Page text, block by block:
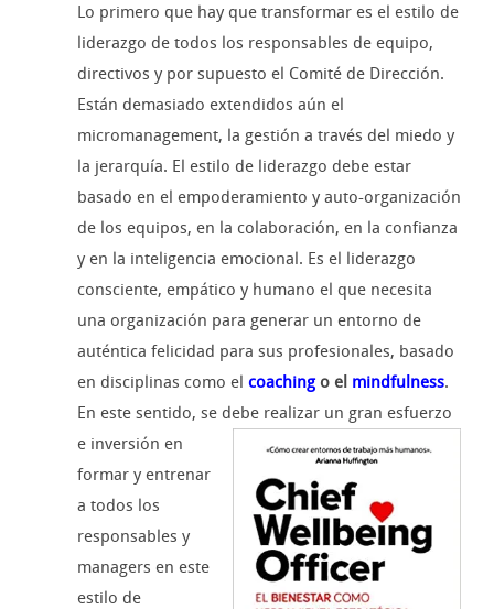
Lo primero que hay que transformar es el estilo de
liderazgo de todos los responsables de equipo,
directivos y por supuesto el Comité de Dirección.
Están demasiado extendidos aún el
micromanagement, la gestión a través del miedo y
la jerarquía. El estilo de liderazgo debe estar
basado en el empoderamiento y auto-organización
de los equipos, en la colaboración, en la confianza
y en la inteligencia emocional. Es el liderazgo
consciente, empático y humano el que necesita
una organización para generar un entorno de
auténtica felicidad para sus profesionales, basado
en disciplinas como el coaching o el mindfulness.
En este sentido, se debe realizar un gran esfuerzo
e inversión en
formar y entrenar
a todos los
responsables y
managers en este
estilo de